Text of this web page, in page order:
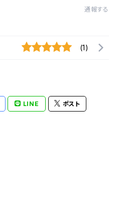
通報する
(1)
LINE ポスト